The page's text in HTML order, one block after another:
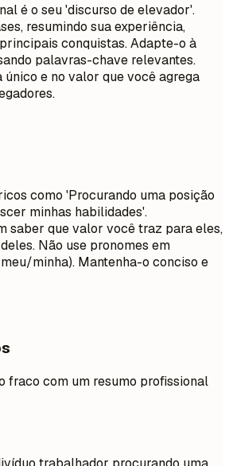
é o seu 'discurso de elevador'.
resumindo sua experiência,
principais conquistas. Adapte-o à
palavras-chave relevantes.
único e no valor que você agrega
como 'Procurando uma posição
minhas habilidades'.
saber que valor você traz para eles,
deles. Não use pronomes em
meu/minha). Mantenha-o conciso e
fraco com um resumo profissional